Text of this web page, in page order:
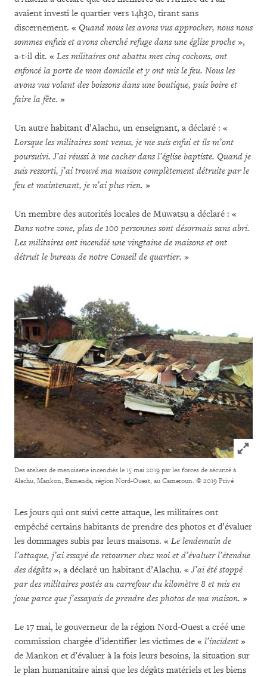
avaient investi le quartier vers 14h30, tirant sans
discernement. « Quand nous les avons vus approcher, nous nous
sommes enfuis et avons cherché refuge dans une église proche »,
a-t-il dit. « Les militaires ont abattu mes cinq cochons, ont
enfoncé la porte de mon domicile et y ont mis le feu. Nous les
avons vus volant des boissons dans une boutique, puis boire et
faire la fête. »
Un autre habitant d’Alachu, un enseignant, a déclaré : «
Lorsque les militaires sont venus, je me suis enfui et ils m’ont
poursuivi. J’ai réussi à me cacher dans l’église baptiste. Quand je
suis ressorti, j’ai trouvé ma maison complètement détruite par le
feu et maintenant, je n’ai plus rien. »
Un membre des autorités locales de Muwatsu a déclaré : «
Dans notre zone, plus de 100 personnes sont désormais sans abri.
Les militaires ont incendié une vingtaine de maisons et ont
détruit le bureau de notre Conseil de quartier. »
Click to
Des ateliers de menuiserie incendiés le 15 mai 2019 par les forces de sécurité à
Alachu, Mankon, Bamenda, région Nord-Ouest, au Cameroun. © 2019 Privé
Les jours qui ont suivi cette attaque, les militaires ont
empêché certains habitants de prendre des photos et d’évaluer
les dommages subis par leurs maisons. « Le lendemain de
l’attaque, j’ai essayé de retourner chez moi et d’évaluer l’étendue
des dégâts», a déclaré un habitant d’Alachu. « J’ai été stoppé
par des militaires postés au carrefour du kilomètre 8 et mis en
joue parce que j’essayais de prendre des photos de ma maison. »
Le 17 mai, le gouverneur de la région Nord-Ouest a créé une
commission chargée d’identifier les victimes de « l’incident »
de Mankon et d’évaluer à la fois leurs besoins, la situation sur
le plan humanitaire ainsi que les dégâts matériels et les biens